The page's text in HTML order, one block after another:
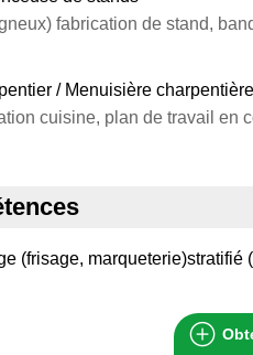
fabrication de stand,
/ Menuisière charpentière
cuisine, plan de travail en
(frisage, marqueterie)stratifié